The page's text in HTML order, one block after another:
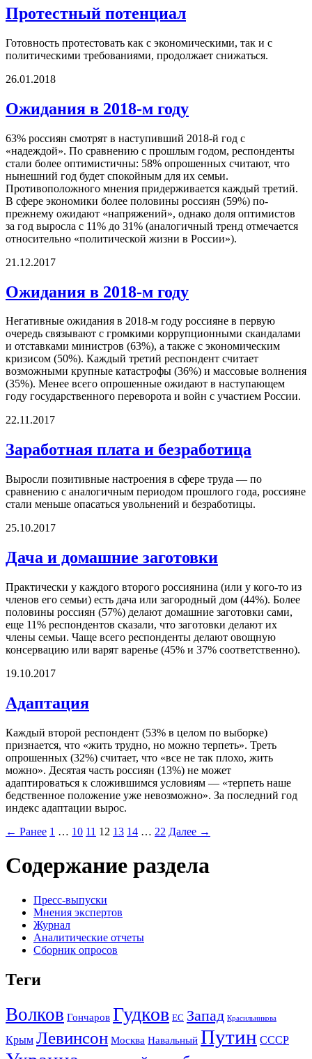
Протестный потенциал
Готовность протестовать как с экономическими, так и с
политическими требованиями, продолжает снижаться.
26.01.2018
Ожидания в 2018-м году
63% россиян смотрят в наступивший 2018-й год с
«надеждой». По сравнению с прошлым годом, респонденты
стали более оптимистичны: 58% опрошенных считают, что
нынешний год будет спокойным для их семьи.
Противоположного мнения придерживается каждый третий.
В сфере экономики более половины россиян (59%) по-
прежнему ожидают «напряжений», однако доля оптимистов
за год выросла с 11% до 31% (аналогичный тренд отмечается
относительно «политической жизни в России»).
21.12.2017
Ожидания в 2018-м году
Негативные ожидания в 2018-м году россияне в первую
очередь связывают с громкими коррупционными скандалами
и отставками министров (63%), а также с экономическим
кризисом (50%). Каждый третий респондент считает
возможными крупные катастрофы (36%) и массовые волнения
(35%). Менее всего опрошенные ожидают в наступающем
году государственного переворота и войн с участием России.
22.11.2017
Заработная плата и безработица
Выросли позитивные настроения в сфере труда — по
сравнению с аналогичным периодом прошлого года, россияне
стали меньше опасаться увольнений и безработицы.
25.10.2017
Дача и домашние заготовки
Практически у каждого второго россиянина (или у кого-то из
членов его семьи) есть дача или загородный дом (44%). Более
половины россиян (57%) делают домашние заготовки сами,
еще 11% респондентов сказали, что заготовки делают их
члены семьи. Чаще всего респонденты делают овощную
консервацию или варят варенье (45% и 37% соответственно).
19.10.2017
Адаптация
Каждый второй респондент (53% в целом по выборке)
признается, что «жить трудно, но можно терпеть». Треть
опрошенных (32%) считает, что «все не так плохо, жить
можно». Десятая часть россиян (13%) не может
адаптироваться к сложившимся условиям — «терпеть наше
бедственное положение уже невозможно». За последний год
индекс адаптации вырос.
← Ранее 1 … 10 11 12 13 14 … 22 Далее →
Содержание раздела
Пресс-выпуски
Мнения экспертов
Журнал
Аналитические отчеты
Сборник опросов
Теги
Волков Гончаров Гудков ЕС Запад Красильникова
Крым Левинсон Москва Навальный Путин СССР